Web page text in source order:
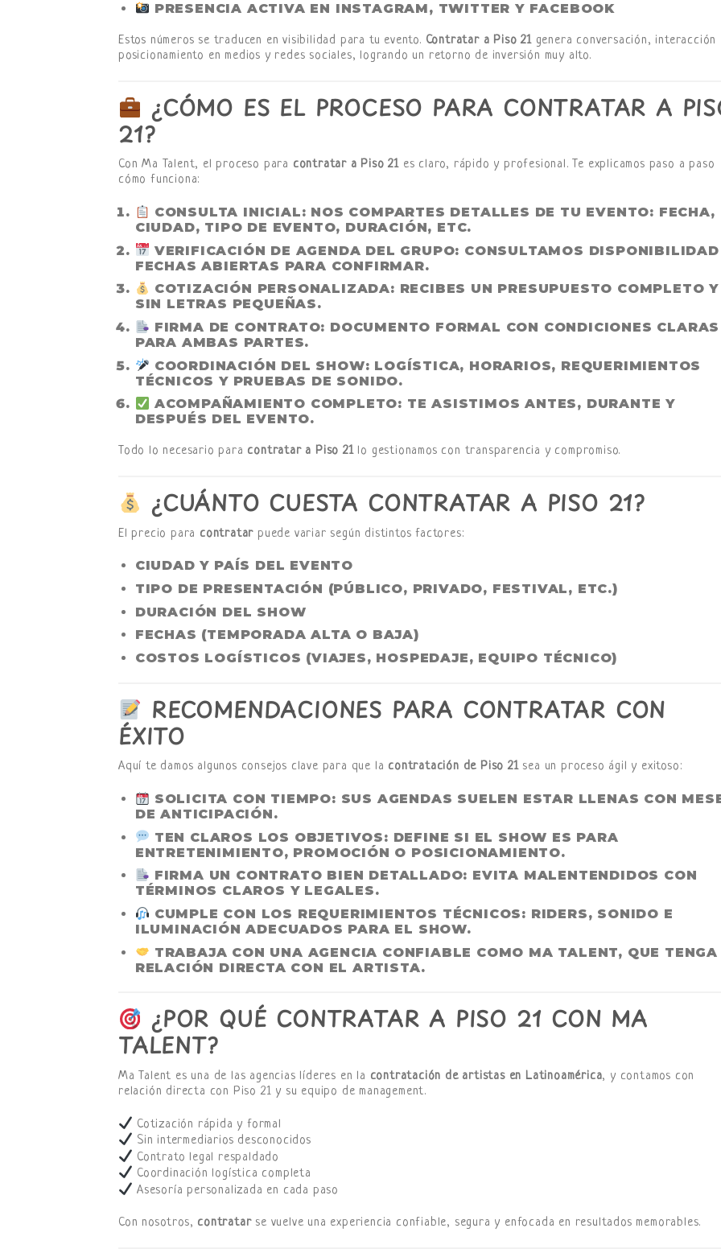
PRESENCIA ACTIVA EN INSTAGRAM, TWITTER Y FACEBOOK
Estos números se traducen en visibilidad para tu evento. Contratar a Piso 21genera conversación, interacción
posicionamiento en medios y redes sociales, logrando un retorno de inversión muy alto.
¿CÓMO ES EL PROCESO PARA CONTRATAR A
21?
Con Ma Talent, el proceso para contratar a Piso 21 es claro, rápido y profesional. Te explicamos paso a paso
cómo funciona:
CONSULTA INICIAL: NOS COMPARTES DETALLES DE TU EVENTO: FECHA,
CIUDAD, TIPO DE EVENTO, DURACIÓN, ETC.
VERIFICACIÓN DE AGENDA DEL GRUPO: CONSULTAMOS
FECHAS ABIERTAS PARA CONFIRMAR.
COTIZACIÓN PERSONALIZADA: RECIBES UN PRESUPUESTO COMPLETO Y
SIN LETRAS PEQUEÑAS.
FIRMA DE CONTRATO: DOCUMENTO FORMAL CON CONDICIONES CLARAS
PARA AMBAS PARTES.
COORDINACIÓN DEL SHOW: LOGÍSTICA, HORARIOS, REQUERIMIENTOS
TÉCNICOS Y PRUEBAS DE SONIDO.
ACOMPAÑAMIENTO COMPLETO: TE ASISTIMOS ANTES, DURANTE Y
DESPUÉS DEL EVENTO.
Todo lo necesario para contratar a Piso 21lo gestionamos con transparencia y compromiso.
¿CUÁNTO CUESTA CONTRATAR A PISO 21?
El precio para contratar puede variar según distintos factores:
CIUDAD Y PAÍS DEL EVENTO
TIPO DE PRESENTACIÓN (PÚBLICO, PRIVADO, FESTIVAL, ETC.)
DURACIÓN DEL SHOW
FECHAS (TEMPORADA ALTA O BAJA)
COSTOS LOGÍSTICOS (VIAJES, HOSPEDAJE, EQUIPO TÉCNICO)
RECOMENDACIONES PARA CONTRATAR CON
ÉXITO
Aquí te damos algunos consejos clave para que la contratación de Piso 21sea un proceso ágil y exitoso:
SOLICITA CON TIEMPO: SUS AGENDAS SUELEN ESTAR LLENAS CON
DE ANTICIPACIÓN.
TEN CLAROS LOS OBJETIVOS: DEFINE SI EL SHOW ES PARA
ENTRETENIMIENTO, PROMOCIÓN O POSICIONAMIENTO.
FIRMA UN CONTRATO BIEN DETALLADO: EVITA MALENTENDIDOS CON
TÉRMINOS CLAROS Y LEGALES.
CUMPLE CON LOS REQUERIMIENTOS TÉCNICOS: RIDERS, SONIDO E
ILUMINACIÓN ADECUADOS PARA EL SHOW.
TRABAJA CON UNA AGENCIA CONFIABLE COMO MA TALENT, QUE TENGA
RELACIÓN DIRECTA CON EL ARTISTA.
¿POR QUÉ CONTRATAR A PISO 21 CON MA
TALENT?
Ma Talent es una de las agencias líderes en la contratación de artistas en Latinoamérica, y contamos con
relación directa con Piso 21 y su equipo de management.
Cotización rápida y formal
Sin intermediarios desconocidos
Contrato legal respaldado
Coordinación logística completa
Asesoría personalizada en cada paso
Con nosotros, contratarse vuelve una experiencia confiable, segura y enfocada en resultados memorables.